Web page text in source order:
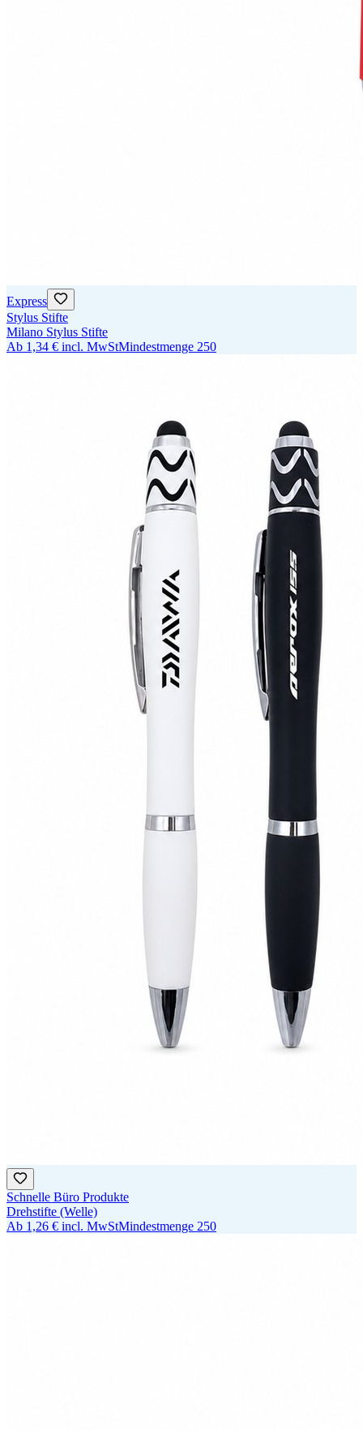
Express
Stylus Stifte
Milano Stylus Stifte
Ab 1,34 € incl. MwStMindestmenge 250
Schnelle Büro Produkte
Drehstifte (Welle)
Ab 1,26 € incl. MwStMindestmenge 250